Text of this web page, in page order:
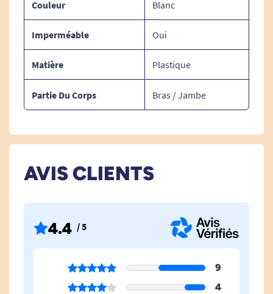
Couleur Blanc
Imperméable Oui
Matière Plastique
Partie Du Corps Bras / Jambe
AVIS CLIENTS
4.4 / 5
9
4